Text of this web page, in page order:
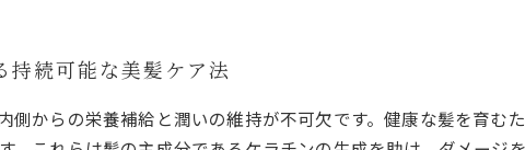
持続可能な美髪ケア法
側からの栄養補給と潤いの維持が不可欠です。健康な髪を育む